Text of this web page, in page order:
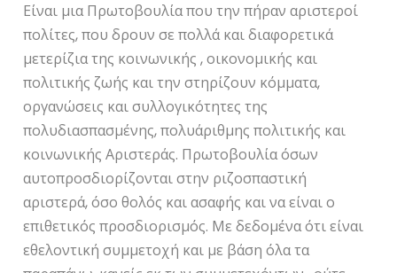
Είναι μια Πρωτοβουλία που την πήραν αριστεροί
πολίτες, που δρουν σε πολλά και διαφορετικά
μετερίζια της κοινωνικής , οικονομικής και
πολιτικής ζωής και την στηρίζουν κόμματα,
οργανώσεις και συλλογικότητες της
πολυδιασπασμένης, πολυάριθμης πολιτικής και
κοινωνικής Αριστεράς. Πρωτοβουλία όσων
αυτοπροσδιορίζονται στην ριζοσπαστική
αριστερά, όσο θολός και ασαφής και να είναι ο
επιθετικός προσδιορισμός. Με δεδομένα ότι είναι
εθελοντική συμμετοχή και με βάση όλα τα